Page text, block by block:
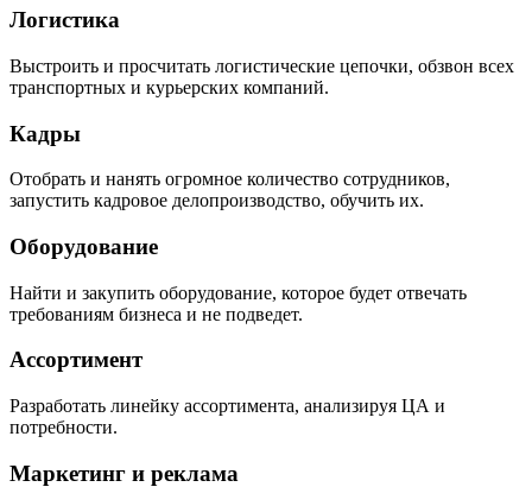
Логистика
Выстроить и просчитать логистические цепочки, обзвон всех
транспортных и курьерских компаний.
Кадры
Отобрать и нанять огромное количество сотрудников,
запустить кадровое делопроизводство, обучить их.
Оборудование
Найти и закупить оборудование, которое будет отвечать
требованиям бизнеса и не подведет.
Ассортимент
Разработать линейку ассортимента, анализируя ЦА и
потребности.
Маркетинг и реклама